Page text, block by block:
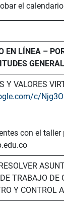
el
EN LÍNEA –
Y VALORES
c/
con el taller
TRABAJO DE
Y CONTROL